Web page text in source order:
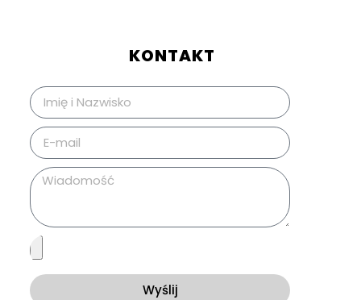
KONTAKT
Wyślij